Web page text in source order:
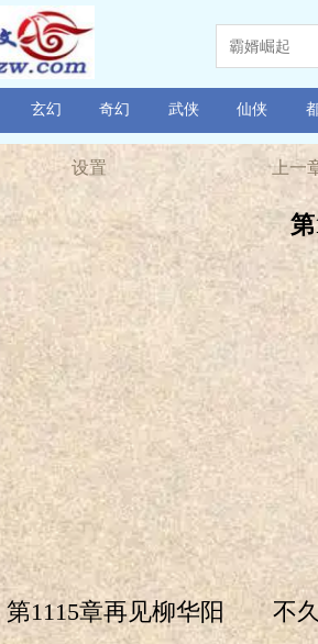
玄幻 奇幻 武侠 仙侠
设置 上一
第1115章再见柳华阳 不久